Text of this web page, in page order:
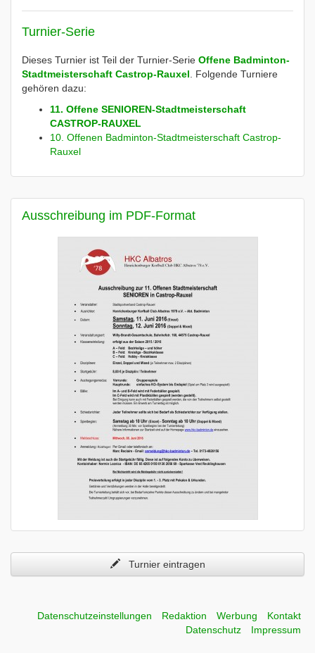
Turnier-Serie
Dieses Turnier ist Teil der Turnier-Serie Offene Badminton-
Stadtmeisterschaft Castrop-Rauxel . Folgende Turniere
gehören dazu:
11. Offene SENIOREN-Stadtmeisterschaft
CASTROP-RAUXEL
10. Offenen Badminton-Stadtmeisterschaft Castrop-
Rauxel
Ausschreibung im PDF-Format
Turnier eintragen
Datenschutzeinstellungen Redaktion Werbung
Kontakt
Datenschutz
Impressum